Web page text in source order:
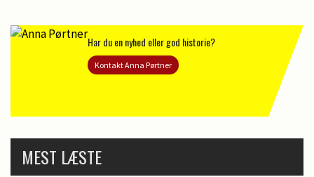
Har du en nyhed eller god historie?
Kontakt Anna Pørtner
MEST LÆSTE